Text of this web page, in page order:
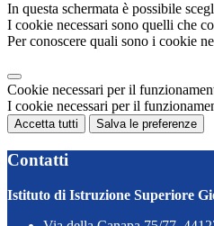
In questa schermata è possibile
I cookie necessari sono quelli che
Per conoscere quali sono i cookie
Cookie necessari per il
I cookie necessari per il
Accetta tutti Salva le preferenze
Contatti
Istituto di Istruzione Superiore